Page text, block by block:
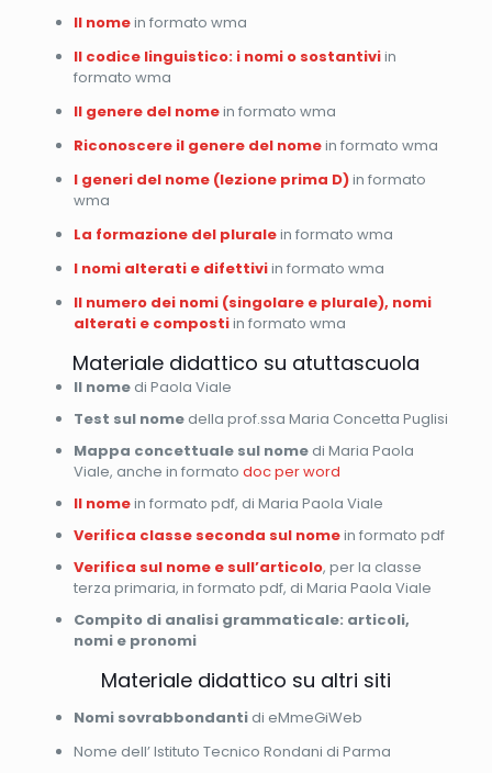
Il nomein formato wma
Il codice linguistico: i nomi o sostantiviin
formato wma
Il genere del nomein formato wma
Riconoscere il genere del nomein formato wma
I generi del nome (lezione prima D)in formato
wma
La formazione del pluralein formato wma
I nomi alterati e difettiviin formato wma
Il numero dei nomi (singolare e plurale), nomi
alterati e compostiin formato wma
Materiale didattico su atuttascuola
Il nomedi Paola Viale
Test sul nomedella prof.ssa Maria Concetta Puglisi
Mappa concettuale sul nomedi Maria Paola
Viale, anche in formato doc per word
Il nomein formato pdf, di Maria Paola Viale
Verifica classe seconda sul nomein formato pdf
Verifica sul nome e sull’articolo, per la classe
terza primaria, in formato pdf, di Maria Paola Viale
Compito di analisi grammaticale: articoli,
nomi e pronomi
Materiale didattico su altri siti
Nomi sovrabbondanti di eMmeGiWeb
Nome dell’ Istituto Tecnico Rondani di Parma